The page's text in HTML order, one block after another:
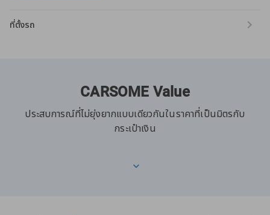
ที่ตั้งรถ
CARSOME Value
ประสบการณ์ที่ไม่ยุ่งยากแบบเดียวกันในราคาที่เป็นมิตรกับ
กระเป๋าเงิน